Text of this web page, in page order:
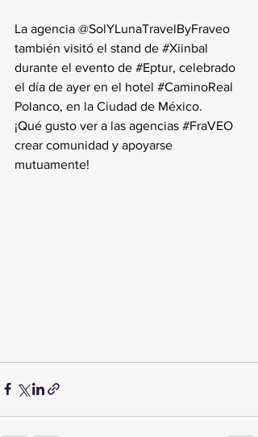
La agencia @SolYLunaTravelByFraveo
también visitó el stand de #Xiinbal
durante el evento de #Eptur, celebrado
el día de ayer en el hotel #CaminoReal
Polanco, en la Ciudad de México.
¡Qué gusto ver a las agencias #FraVEO
crear comunidad y apoyarse
mutuamente!